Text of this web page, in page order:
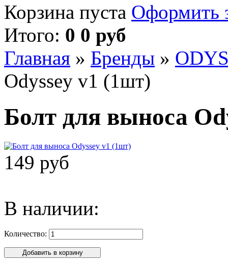
Корзина пуста Оформить
Итого: 0 0 руб
Главная » Бренды »
Odyssey v1 (1шт)
Болт для выноса
149 руб
В наличии:
Количество: